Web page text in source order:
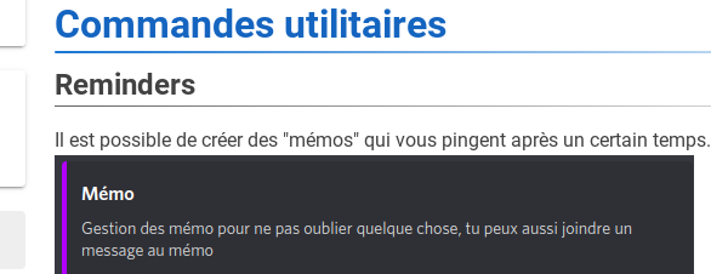
Commandes utilitaires
Reminders
Il est possible de créer des "mémos" qui vous pingent après un certain temps.